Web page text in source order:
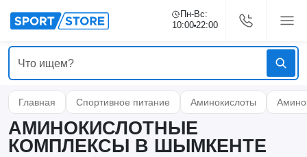
Пн-Вс:
10:00 22:00
Главная Спортивное питание Аминокислоты
АМИНОКИСЛОТНЫЕ
КОМПЛЕКСЫ В ШЫМКЕНТЕ